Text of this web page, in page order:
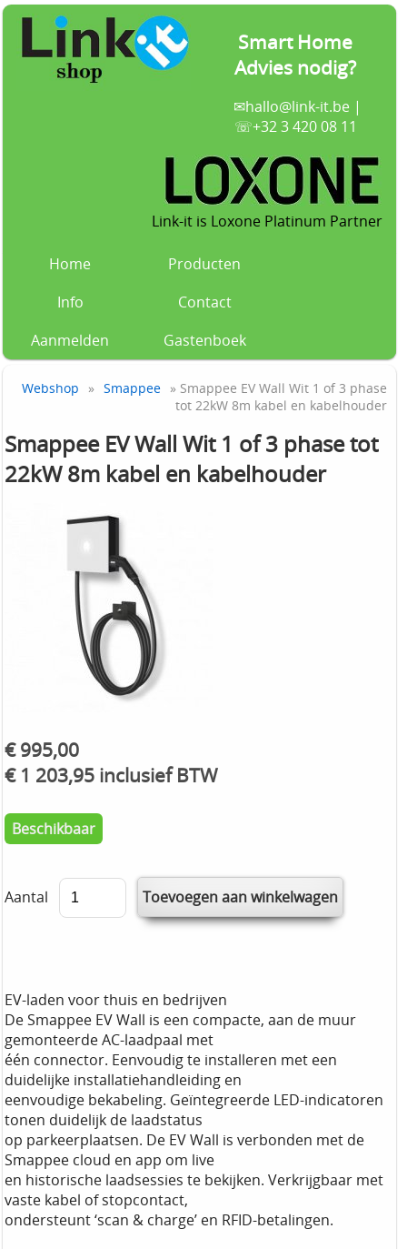
Smart Home
Advies nodig?
✉hallo@link-it.be|
☏+32 3 420 08 11
Link-it is Loxone Platinum Partner
Home
Producten
Info
Contact
Aanmelden
Gastenboek
Webshop » Smappee » Smappee EV Wall Wit 1 of 3 phase
tot 22kW 8m kabel en kabelhouder
Smappee EV Wall Wit 1 of 3 phase tot
22kW 8m kabel en kabelhouder
€ 995,00
€ 1 203,95 inclusief BTW
Beschikbaar
Aantal
EV-laden voor thuis en bedrijven
De Smappee EV Wall is een compacte, aan de muur
gemonteerde AC-laadpaal met
één connector. Eenvoudig te installeren met een
duidelijke installatiehandleiding en
eenvoudige bekabeling. Geïntegreerde LED-indicatoren
tonen duidelijk de laadstatus
op parkeerplaatsen. De EV Wall is verbonden met de
Smappee cloud en app om live
en historische laadsessies te bekijken. Verkrijgbaar met
vaste kabel of stopcontact,
ondersteunt ‘scan & charge’ en RFID-betalingen.